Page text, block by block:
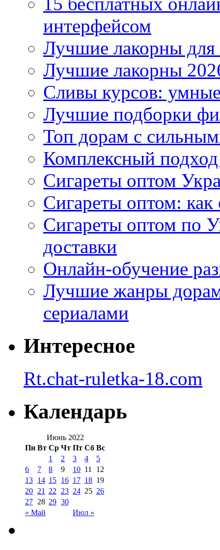
интерфейсом
Лучшие лакорны для
Лучшие лакорны
Сливы курсов:
Лучшие подборки
Топ дорам с
Комплексный
Сигареты оптом
Сигареты оптом: как
Сигареты оптом по
доставки
Онлайн-обучение
Лучшие жанры дорам
сериалами
Интересное
Rt.chat-ruletka-18.com
Календарь
Июнь 2022
Пн Вт Ср Чт Пт Сб Вс
« Май Июл »
1 2 3 4
5
6
7 8 9 10 11
12
13 14 15 16 17 18 19
20 21 22 23 24 25 26
27 28 29 30